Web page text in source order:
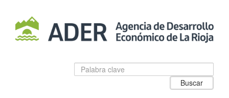
Salto
al
contenido
Datos
para
Introduzca
el
Buscar